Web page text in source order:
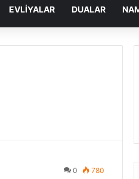
EVLIYALAR DUALAR
0 780